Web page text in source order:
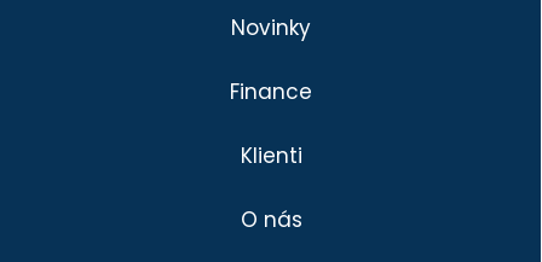
Novinky
Finance
Klienti
O nás